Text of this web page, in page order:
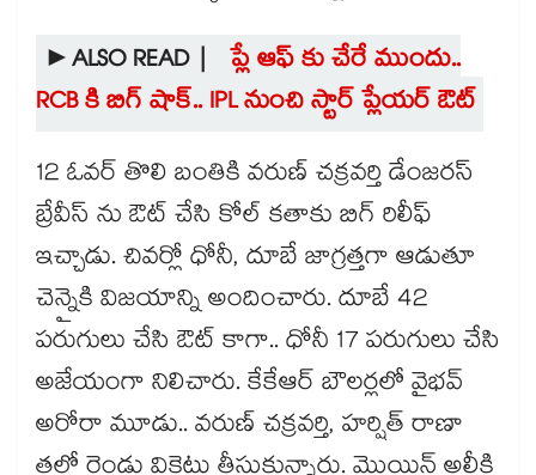
►ALSO READ | ప్లే ఆఫ్ కు చేరే ముందు..
RCB కి బిగ్ షాక్.. IPL నుంచి స్టార్ ప్లేయర్ ఔట్
12 ఓవర్ తొలి బంతికి వరుణ్ చక్రవర్తి డేంజరస్
బ్రేవీస్ ను ఔట్ చేసి కోల్ కతాకు బిగ్ రిలీఫ్
ఇచ్చాడు. చివర్లో ధోనీ, దూబే జాగ్రత్తగా ఆడుతూ
చెన్నైకి విజయాన్ని అందించారు. దూబే 42
పరుగులు చేసి ఔట్ కాగా.. ధోనీ 17 పరుగులు చేసి
అజేయంగా నిలిచారు. కేకేఆర్ బౌలర్లలో వైభవ్
అరోరా మూడు.. వరుణ్ చక్రవర్తి, హర్షిత్ రాణా